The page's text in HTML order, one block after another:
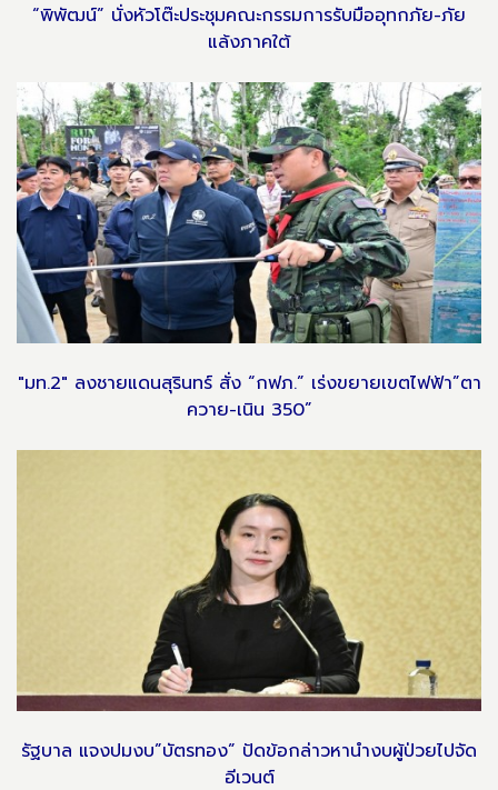
“พิพัฒน์” นั่งหัวโต๊ะประชุมคณะกรรมการรับมืออุทกภัย-ภัย
แล้งภาคใต้
"มท.2" ลงชายแดนสุรินทร์ สั่ง “กฟภ.” เร่งขยายเขตไฟฟ้า”ตา
ควาย-เนิน 350”
รัฐบาล แจงปมงบ”บัตรทอง” ปัดข้อกล่าวหานำงบผู้ป่วยไปจัด
อีเวนต์